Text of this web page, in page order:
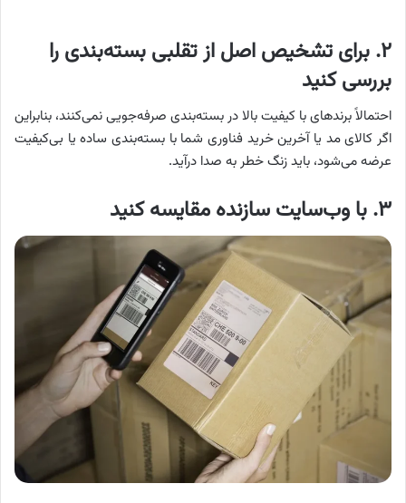
۲. برای تشخیص اصل از تقلبی بسته‌بندی را
بررسی کنید
احتمالاً برندهای با کیفیت بالا در بسته‌بندی صرفه‌جویی نمی‌کنند، بنابراین
اگر کالای مد یا آخرین خرید فناوری شما با بسته‌بندی ساده یا بی‌کیفیت
عرضه می‌شود، باید زنگ خطر به صدا درآید.
۳. با وب‌سایت سازنده مقایسه کنید